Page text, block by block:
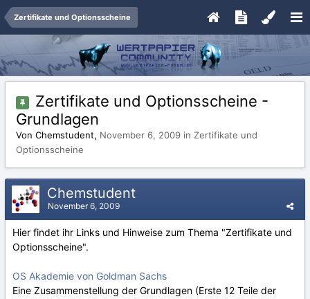
Zertifikate und Optionsscheine
Zertifikate und Optionsscheine -
Grundlagen
Von Chemstudent, November 6, 2009 in Zertifikate und
Optionsscheine
Chemstudent
November 6, 2009
Hier findet ihr Links und Hinweise zum Thema "Zertifikate und
Optionsscheine".
OS Akademie von Goldman Sachs
Eine Zusammenstellung der Grundlagen (Erste 12 Teile der